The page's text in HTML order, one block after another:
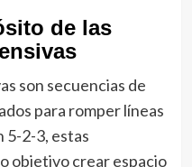
de las
son secuencias de
para romper líneas
5-2-3, estas
objetivo crear espacio